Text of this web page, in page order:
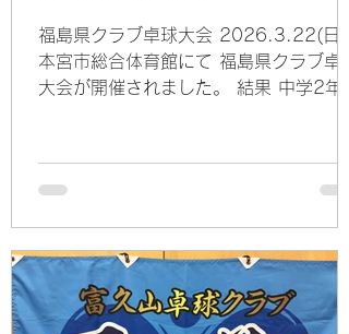
福島県クラブ卓球大会 2026.3.22(日)
本宮市総合体育館にて 福島県クラブ卓球
大会が開催されました。 結果 中学2年
1位 山河雄大 中学2年以下女子 1位
トーナメント 優勝 苅宿未来 準優
木心都 3位 遠宮真結 小学3年以下女
子 1位トーナメント 優勝 藤井彩
位 清藤芹香 べに花杯卓球大会